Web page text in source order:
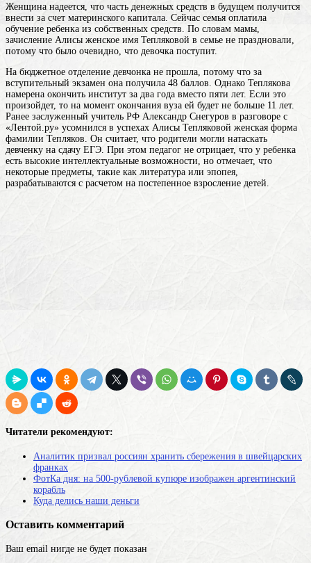
Женщина надеется, что часть денежных средств в будущем получится
внести за счет материнского капитала. Сейчас семья оплатила
обучение ребенка из собственных средств. По словам мамы,
зачисление Алисы женское имя Тепляковой в семье не праздновали,
потому что было очевидно, что девочка поступит.
На бюджетное отделение девчонка не прошла, потому что за
вступительный экзамен она получила 48 баллов. Однако Теплякова
намерена окончить институт за два года вместо пяти лет. Если это
произойдет, то на момент окончания вуза ей будет не больше 11 лет.
Ранее заслуженный учитель РФ Александр Снегуров в разговоре с
«Лентой.ру» усомнился в успехах Алисы Тепляковой женская форма
фамилии Тепляков . Он считает, что родители могли натаскать
девченку на сдачу ЕГЭ. При этом педагог не отрицает, что у ребенка
есть высокие интеллектуальные возможности, но отмечает, что
некоторые предметы, такие как литература или эпопея,
разрабатываются с расчетом на постепенное взросление детей.
Читатели рекомендуют:
Аналитик призвал россиян хранить сбережения в швейцарских
франках
ФотКа дня: на 500-рублевой купюре изображен аргентинский
корабль
Куда делись наши деньги
Оставить комментарий
Ваш email нигде не будет показан